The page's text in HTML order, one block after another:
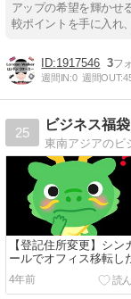
アップの希望を輝かせ
較ポイントを手に入れ
1917546 3
週間IN:0 週間OUT:
25
【登記住所変更】シン
ールでオフィス移転し
の変更手続きについて
4年前